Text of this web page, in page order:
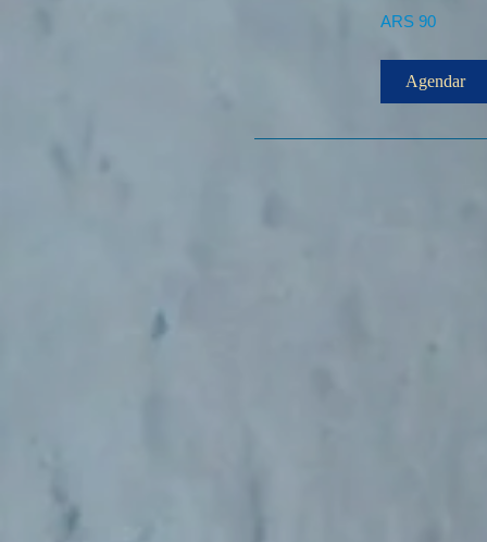
Pesos
ARS 90
Agendar